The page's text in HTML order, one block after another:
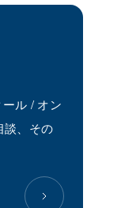
ル / オン
談、その